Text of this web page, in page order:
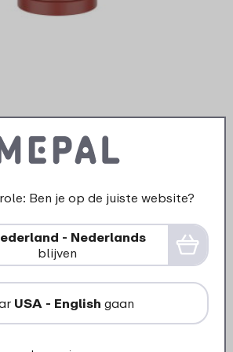
Twist -
red
Ben je op de juiste website?
- Nederlands
blijven
USA - English gaan